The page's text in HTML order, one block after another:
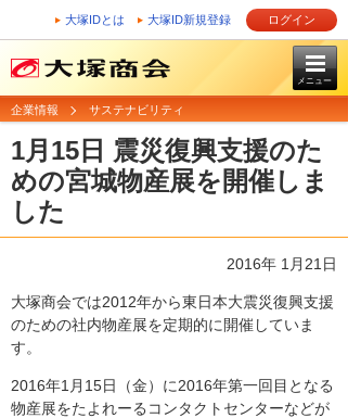
大塚IDとは 大塚ID新規登録 ログイン
メニュー
企業情報 サステナビリティ
1月15日 震災復興支援のた
めの宮城物産展を開催しま
した
2016年 1月21日
大塚商会では2012年から東日本大震災復興支援
のための社内物産展を定期的に開催していま
す。
2016年1月15日（金）に2016年第一回目となる
物産展をたよれーるコンタクトセンターなどが